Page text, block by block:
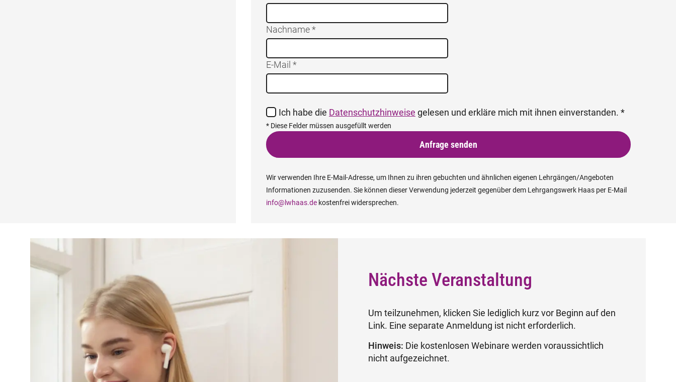
Nachname *
E-Mail *
Ich habe die Datenschutzhinweise gelesen und erkläre mich mit ihnen einverstanden. *
* Diese Felder müssen ausgefüllt werden
Anfrage senden
Wir verwenden Ihre E-Mail-Adresse, um Ihnen zu ihren gebuchten und ähnlichen eigenen Lehrgängen/Angeboten
Informationen zuzusenden. Sie können dieser Verwendung jederzeit gegenüber dem Lehrgangswerk Haas per E-Mail
info@lwhaas.dekostenfrei widersprechen.
Nächste Veranstaltung
Um teilzunehmen, klicken Sie lediglich kurz vor Beginn auf den
Link. Eine separate Anmeldung ist nicht erforderlich.
Hinweis: Die kostenlosen Webinare werden voraussichtlich
nicht aufgezeichnet.